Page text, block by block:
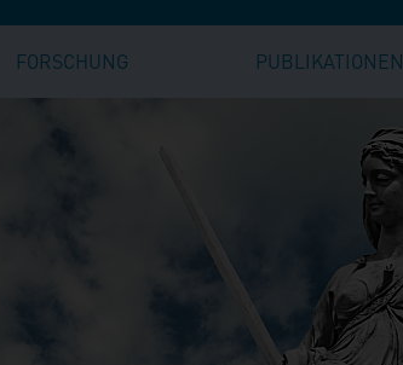
FORSCHUNG PUBLIKATIONEN